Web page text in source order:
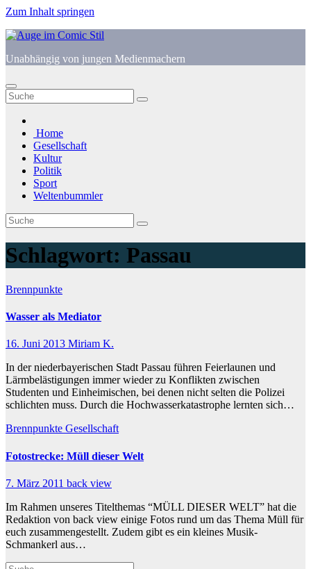
Zum Inhalt springen
Unabhängig von jungen Medienmachern
Home
Gesellschaft
Kultur
Politik
Sport
Weltenbummler
Schlagwort: Passau
Brennpunkte
Wasser als Mediator
16. Juni 2013 Miriam K.
In der niederbayerischen Stadt Passau führen Feierlaunen und
Lärmbelästigungen immer wieder zu Konflikten zwischen
Studenten und Einheimischen, bei denen nicht selten die Polizei
schlichten muss. Durch die Hochwasserkatastrophe lernten sich…
Brennpunkte Gesellschaft
Fotostrecke: Müll dieser Welt
7. März 2011 back view
Im Rahmen unseres Titelthemas “MÜLL DIESER WELT” hat die
Redaktion von back view einige Fotos rund um das Thema Müll für
euch zusammengestellt. Zudem gibt es ein kleines Musik-
Schmankerl aus…